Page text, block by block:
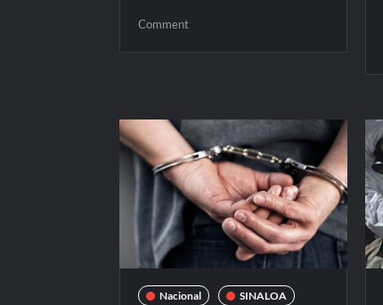
Commenton
Sonora
y
México
en
internacional
de
sóftbol
Nacional SINALOA